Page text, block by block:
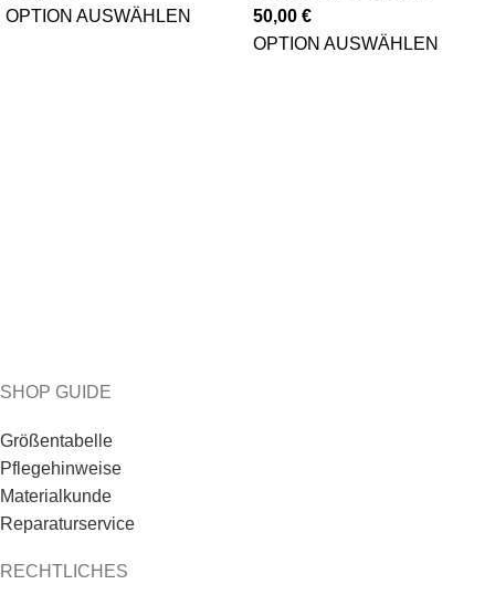
OPTION AUSWÄHLEN
50,00 €
OPTION AUSWÄHLEN
SHOP GUIDE
Größentabelle
Pflegehinweise
Materialkunde
Reparaturservice
RECHTLICHES